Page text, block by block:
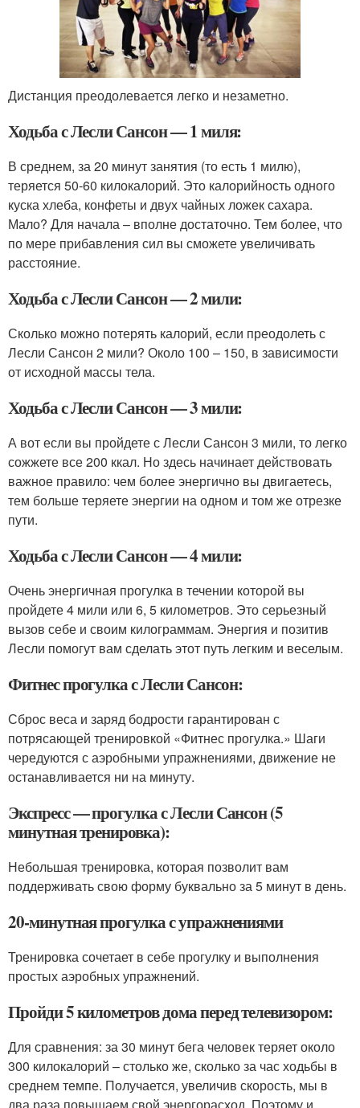
Дистанция преодолевается легко и незаметно.
Ходьба с Лесли Сансон — 1 миля:
В среднем, за 20 минут занятия (то есть 1 милю),
теряется 50-60 килокалорий. Это калорийность одного
куска хлеба, конфеты и двух чайных ложек сахара.
Мало? Для начала – вполне достаточно. Тем более, что
по мере прибавления сил вы сможете увеличивать
расстояние.
Ходьба с Лесли Сансон — 2 мили:
Сколько можно потерять калорий, если преодолеть с
Лесли Сансон 2 мили? Около 100 – 150, в зависимости
от исходной массы тела.
Ходьба с Лесли Сансон — 3 мили:
А вот если вы пройдете с Лесли Сансон 3 мили, то легко
сожжете все 200 ккал. Но здесь начинает действовать
важное правило: чем более энергично вы двигаетесь,
тем больше теряете энергии на одном и том же отрезке
пути.
Ходьба с Лесли Сансон — 4 мили:
Очень энергичная прогулка в течении которой вы
пройдете 4 мили или 6, 5 километров. Это серьезный
вызов себе и своим килограммам. Энергия и позитив
Лесли помогут вам сделать этот путь легким и веселым.
Фитнес прогулка с Лесли Сансон:
Сброс веса и заряд бодрости гарантирован с
потрясающей тренировкой «Фитнес прогулка.» Шаги
чередуются с аэробными упражнениями, движение не
останавливается ни на минуту.
Экспресс — прогулка с Лесли Сансон (5
минутная тренировка):
Небольшая тренировка, которая позволит вам
поддерживать свою форму буквально за 5 минут в день.
20-минутная прогулка с упражнениями
Тренировка сочетает в себе прогулку и выполнения
простых аэробных упражнений.
Пройди 5 километров дома перед телевизором:
Для сравнения: за 30 минут бега человек теряет около
300 килокалорий – столько же, сколько за час ходьбы в
среднем темпе. Получается, увеличив скорость, мы в